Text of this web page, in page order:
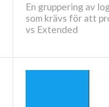
En gruppering av
som krävs för att
vs Extended